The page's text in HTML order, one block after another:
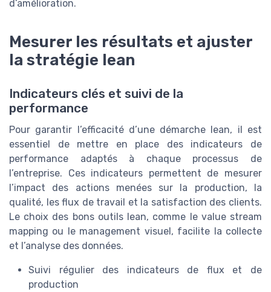
d’amélioration.
Mesurer les résultats et ajuster
la stratégie lean
Indicateurs clés et suivi de la
performance
Pour garantir l’efficacité d’une démarche lean, il est
essentiel de mettre en place des indicateurs de
performance adaptés à chaque processus de
l’entreprise. Ces indicateurs permettent de mesurer
l’impact des actions menées sur la production, la
qualité, les flux de travail et la satisfaction des clients.
Le choix des bons outils lean, comme le value stream
mapping ou le management visuel, facilite la collecte
et l’analyse des données.
Suivi régulier des indicateurs de flux et de
production